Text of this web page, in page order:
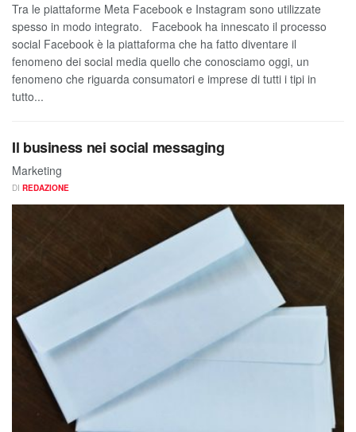
Tra le piattaforme Meta Facebook e Instagram sono utilizzate
spesso in modo integrato. Facebook ha innescato il processo
social Facebook è la piattaforma che ha fatto diventare il
fenomeno dei social media quello che conosciamo oggi, un
fenomeno che riguarda consumatori e imprese di tutti i tipi in
tutto...
Il business nei social messaging
Marketing
DI REDAZIONE